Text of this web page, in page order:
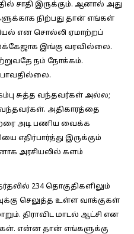
சாதி இருக்கும். ஆனால் அது
நிற்பது தான் எங்கள்
என சொல்லி ஏமாற்றப்
இங்கு வரவில்லை.
நம் நோக்கம்.
போவதில்லை.
சுத்த வந்தவர்கள் அல்ல;
அதிகாரத்தை
அடி பணிய வைக்க
எதிர்பார்த்து இருக்கும்
அரசியலில் களம்
234 தொகுதிகளிலும்
செலுத்த உள்ள வாக்குகள்
திராவிட மாடல் ஆட்சி என
என்ன தான் எங்களுக்கு